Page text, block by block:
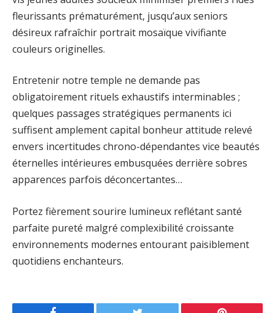
fleurissants prématurément, jusqu’aux seniors
désireux rafraîchir portrait mosaïque vivifiante
couleurs originelles.
Entretenir notre temple ne demande pas
obligatoirement rituels exhaustifs interminables ;
quelques passages stratégiques permanents ici
suffisent amplement capital bonheur attitude relevé
envers incertitudes chrono-dépendantes vice beautés
éternelles intérieures embusquées derrière sobres
apparences parfois déconcertantes…
Portez fièrement sourire lumineux reflétant santé
parfaite pureté malgré complexibilité croissante
environnements modernes entourant paisiblement
quotidiens enchanteurs.